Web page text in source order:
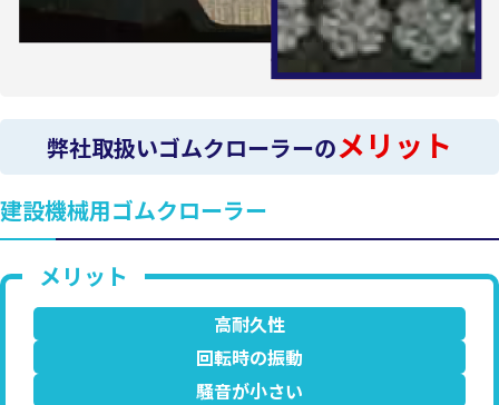
弊社取扱いゴムクローラーのメリット
建設機械用ゴムクローラー
高耐久性
回転時の振動
騒音が小さい